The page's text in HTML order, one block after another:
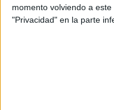
momento volviendo a
"Privacidad" en la parte